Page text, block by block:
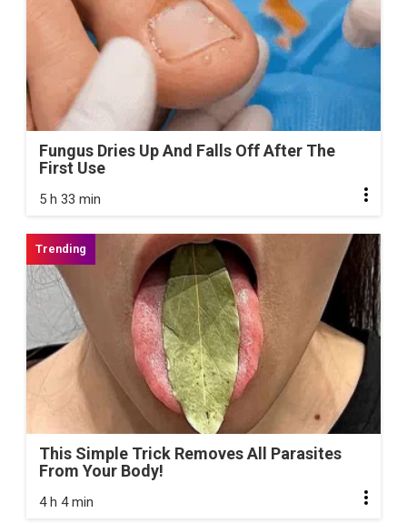
Fungus Dries Up And Falls Off After The
First Use
5 h 33 min
This Simple Trick Removes All Parasites
From Your Body!
4 h 4 min